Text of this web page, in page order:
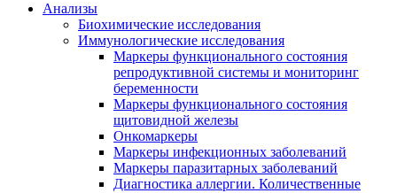
Анализы
Биохимические исследования
Иммунологические исследования
Маркеры функционального состояния
репродуктивной системы и мониторинг
беременности
Маркеры функционального состояния
щитовидной железы
Онкомаркеры
Маркеры инфекционных заболеваний
Маркеры паразитарных заболеваний
Диагностика аллергии. Количественные